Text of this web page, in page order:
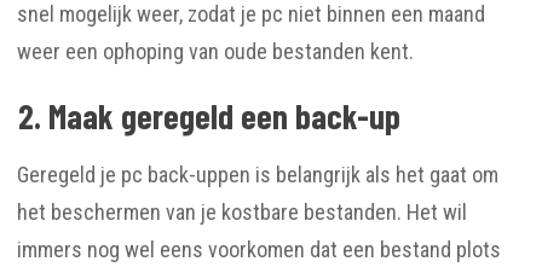
snel mogelijk weer, zodat je pc niet binnen een maand
weer een ophoping van oude bestanden kent.
2. Maak geregeld een back-up
Geregeld je pc back-uppen is belangrijk als het gaat om
het beschermen van je kostbare bestanden. Het wil
immers nog wel eens voorkomen dat een bestand plots